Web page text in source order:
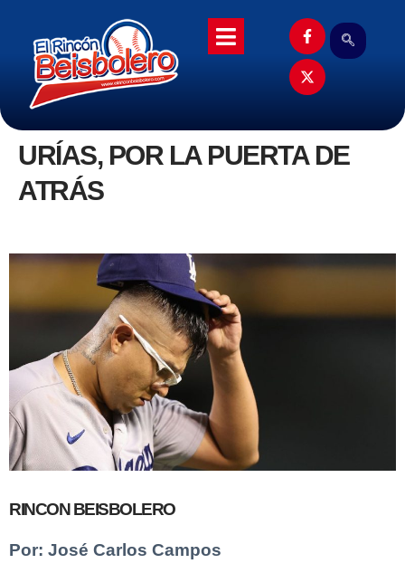
URÍAS, POR LA PUERTA DE
ATRÁS
RINCON BEISBOLERO
Por: José Carlos Campos